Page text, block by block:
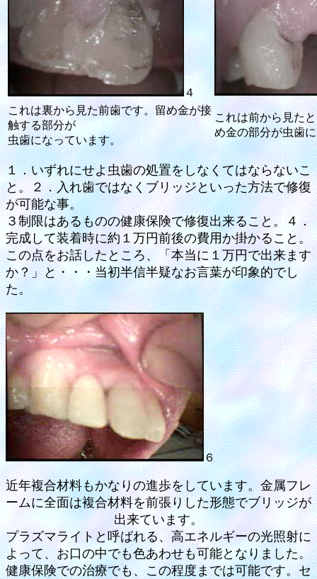
４
これは裏から見た前歯です。留め金が接
触する部分が
虫歯になっています。
これは前から見た
め金の部分が虫歯
１．いずれにせよ虫歯の処置をしなくてはならないこ
と。２．入れ歯ではなくブリッジといった方法で修復
が可能な事。
３制限はあるものの健康保険で修復出来ること。４．
完成して装着時に約１万円前後の費用か掛かること。
この点をお話したところ、「本当に１万円で出来ます
か？」と・・・当初半信半疑なお言葉が印象的でし
た。
６
近年複合材料もかなりの進歩をしています。金属フレ
ームに全面は複合材料を前張りした形態でブリッジが
出来ています。
プラズマライトと呼ばれる、高エネルギーの光照射に
よって、お口の中でも色あわせも可能となりました。
健康保険での治療でも、この程度までは可能です。セ